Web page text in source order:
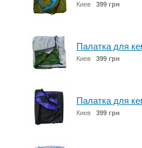
Киев 399 грн
Палатка для
Киев 399 грн
Палатка для
Киев 399 грн